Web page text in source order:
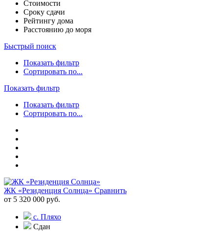
Стоимости
Сроку сдачи
Рейтингу дома
Расстоянию до моря
Быстрый поиск
Показать фильтр
Сортировать по...
Показать фильтр
Показать фильтр
Сортировать по...
ЖК «Резиденция Солнца» Сравнить
от 5 320 000 руб.
с. Пляхо
Сдан